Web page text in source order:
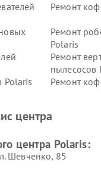
Ремонт
Ремонт
Polaris
Ремонт
пылесосов
Polaris
Ремонт
центра
центра Polaris:
Шевченко, 85